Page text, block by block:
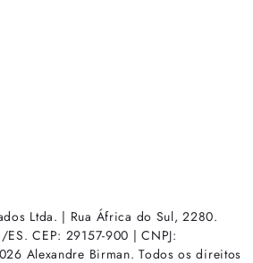
Ltda. | Rua África do Sul, 2280.
CEP: 29157-900 | CNPJ:
Alexandre Birman. Todos os direitos